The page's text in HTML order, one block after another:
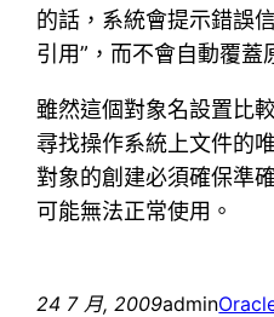
的話，系統會提示錯誤
引用”，而不會自動覆蓋
雖然這個對象名設置比
尋找操作系統上文件的
對象的創建必須確保準
可能無法正常使用。
24 7 月, 2009admin